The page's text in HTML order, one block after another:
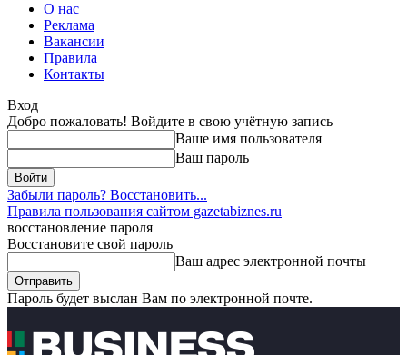
О нас
Реклама
Вакансии
Правила
Контакты
Вход
Добро пожаловать! Войдите в свою учётную запись
Ваше имя пользователя
Ваш пароль
Забыли пароль? Восстановить...
Правила пользования сайтом gazetabiznes.ru
восстановление пароля
Восстановите свой пароль
Ваш адрес электронной почты
Пароль будет выслан Вам по электронной почте.